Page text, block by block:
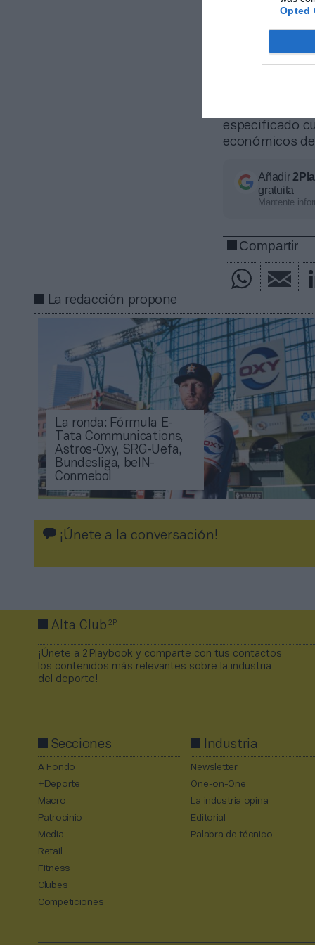
Opted
SpoTV
del
especificado
económicos
Añadir
gratuita
Mantente
Compartir
La redacción propone
La ronda: Fórmula E-
Tata Communications,
Astros-Oxy, SRG-Uefa,
Bundesliga, beIN-
Conmebol
¡Únete a la conversación!
Alta Club2P
¡Únete a 2Playbook y comparte con tus contactos
los contenidos más relevantes sobre la industria
del deporte!
Secciones
A Fondo
+Deporte
Macro
Patrocinio
Media
Retail
Fitness
Clubes
Competiciones
Industria
Newsletter
One-on-One
La industria opina
Editorial
Palabra de técnico